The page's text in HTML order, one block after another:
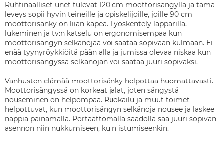
Ruhtinaalliset unet tulevat 120 cm moottorisängyllä ja tämä
leveys sopii hyvin teineille ja opiskelijoille, joille 90 cm
moottorisänky on liian kapea. Työskentely läppärillä,
lukeminen ja tv:n katselu on ergonomisempaa kun
moottorisängyn selkänojaa voi säätää sopivaan kulmaan. Ei
enää tyynyröykkiöitä pään alla ja jumissa olevaa niskaa kun
moottorisängyssä selkänojan voi säätää juuri sopivaksi.
Vanhusten elämää moottorisänky helpottaa huomattavasti.
Moottorisängyssä on korkeat jalat, joten sängystä
nouseminen on helpompaa. Ruokailu ja muut toimet
helpottuvat, kun moottorisängyn selkänoja nousee ja laskee
nappia painamalla. Portaattomalla säädöllä saa juuri sopivan
asennon niin nukkumiseen, kuin istumiseenkin.